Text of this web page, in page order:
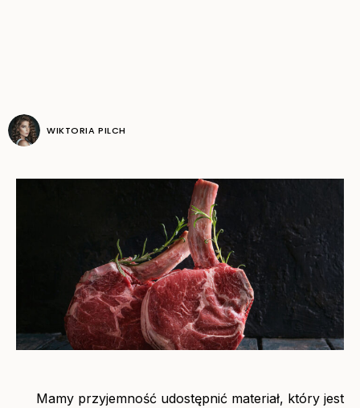
WIKTORIA PILCH
Mamy przyjemność udostępnić materiał, który jest